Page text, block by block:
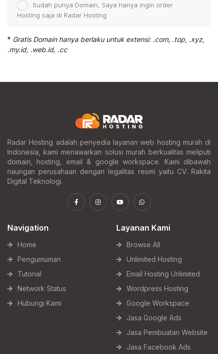
Sudah punya Domain, Saya hanya ingin order
Hosting saja di Radar Hosting
* Gratis Domain hanya berlaku untuk extensi: .com, .top, .xyz,
.my.id, .web.id, .cc
Radar Hosting adalah penyedia layanan web hosting murah di
Indonesia, kami menawarkan solusi murah berkualitas meliputi
domain, hosting, email & google workspace. Kami dibawah
naungan perusahaan dengan legalitas resmi yaitu CV. Rakita
Digital Teknologi.
Navigation
Home
Pengumuman
Tutorial
Network Status
Hubungi Kami
Layanan Kami
Browse All
Unlimited Hosting
Email Hosting Unlimited
Wordpress Hosting
Google Workspace
Jasa Google Ads
Jasa Pembuatan Website
Jasa Facebook Ads